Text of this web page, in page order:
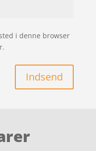
i denne browser
Indsend